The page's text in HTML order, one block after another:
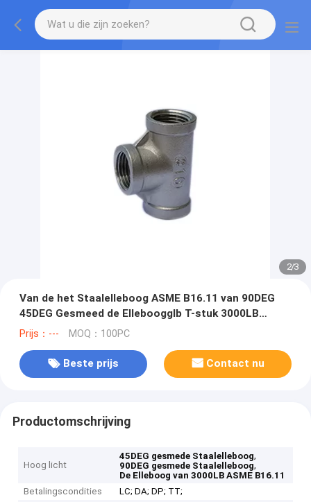
2/3
Van de het Staalelleboog ASME B16.11 van 90DEG
45DEG Gesmeed de Elleboogglb T-stuk 3000LB
Ingepaste SW
Prijs：--- MOQ：100PC
Beste prijs Contact nu
Productomschrijving
Hoog licht
45DEG gesmede Staalelleboog,
90DEG gesmede Staalelleboog,
De Elleboog van 3000LB ASME B16.11
Betalingscondities
LC; DA; DP; TT;